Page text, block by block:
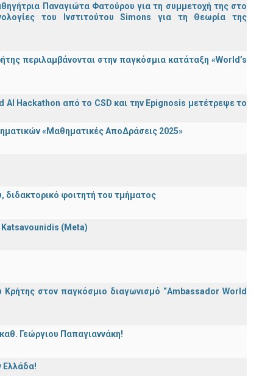
Παναγιώτα Φατούρου για τη συμμετοχή της στο
του Ινστιτούτου Simons για τη Θεωρία της
περιλαμβάνονται στην παγκόσμια κατάταξη «World’s
Hackathon από το CSD και την Epignosis μετέτρεψε το
«Μαθηματικές ΑποΔράσεις 2025»
διδακτορικό φοιτητή του τμήματος
(Meta)
στον παγκόσμιο διαγωνισμό “Ambassador World
Γεώργιου Παπαγιαννάκη!
Ελλάδα!